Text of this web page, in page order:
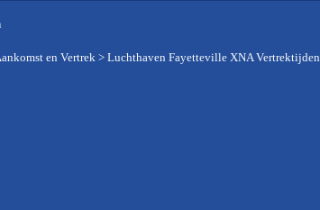
en Vertrek > Luchthaven Fayetteville XNA Vertrektijden